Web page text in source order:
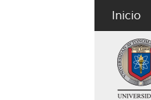
Inicio